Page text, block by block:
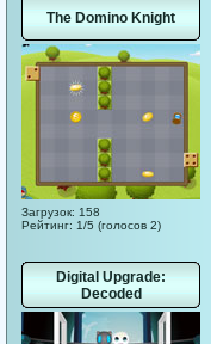
The Domino Knight
Загрузок: 158
Рейтинг: 1/5 (голосов 2)
Digital Upgrade:
Decoded